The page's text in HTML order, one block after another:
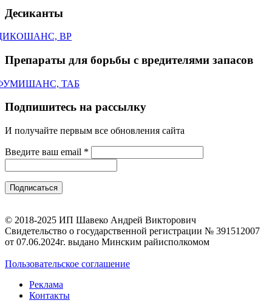
Десиканты
ВР
Препараты для борьбы с вредителями запасов
ТАБ
Подпишитесь на рассылку
И получайте первым все обновления сайта
Введите ваш email *
© 2018-2025 ИП Шавеко Андрей Викторович
Свидетельство о государственной регистрации № 391512007
от 07.06.2024г. выдано Минским райисполкомом
Пользовательское соглашение
Реклама
Контакты